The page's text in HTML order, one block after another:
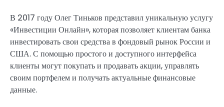
В 2017 году Олег Тиньков представил уникальную услугу
«Инвестиции Онлайн», которая позволяет клиентам банка
инвестировать свои средства в фондовый рынок России и
США. С помощью простого и доступного интерфейса
клиенты могут покупать и продавать акции, управлять
своим портфелем и получать актуальные финансовые
данные.